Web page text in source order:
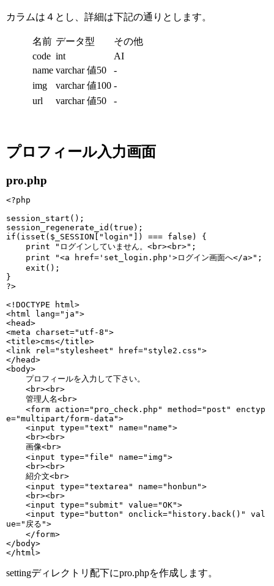
カラムは４とし、詳細は下記の通りとします。
名前 データ型
その他
code int
AI
name varchar 値50
-
img
varchar 値100 -
url
varchar 値50 -
プロフィール入力画面
pro.php
<?php
session_start();
session_regenerate_id(true);
if(isset($_SESSION["login"]) === false) {
}
?>
<!DOCTYPE html>
<html lang="ja">
<head>
<meta charset="utf-8">
<title>cms</title>
<link rel="stylesheet" href="style2.css">
</head>
<body>
e="multipart/form-data">
ue="戻る">
</body>
settingディレクトリ配下にpro.phpを作成します。